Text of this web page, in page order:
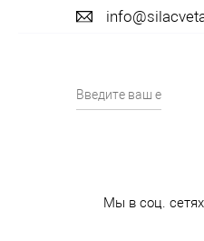
Мы в соц. сетях